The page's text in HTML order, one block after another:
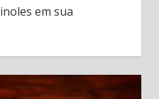
em sua